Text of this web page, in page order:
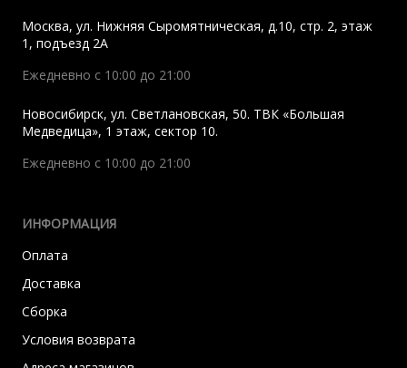
Москва, ул. Нижняя Сыромятническая, д.10, стр. 2, этаж
1, подъезд 2A
Ежедневно с 10:00 до 21:00
Новосибирск, ул. Светлановская, 50. ТВК «Большая
Медведица», 1 этаж, сектор 10.
Ежедневно с 10:00 до 21:00
ИНФОРМАЦИЯ
Оплата
Доставка
Сборка
Условия возврата